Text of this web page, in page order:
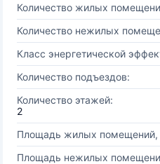
Количество жилых
Количество нежилых
Класс энергетической
Количество подъездов:
Количество этажей:
2
Площадь жилых помещений,
Площадь нежилых